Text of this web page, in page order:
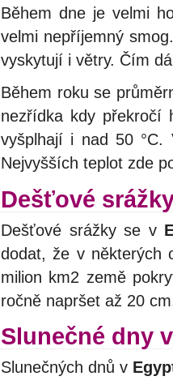
Během dne je velmi
velmi nepříjemný
vyskytují i větry. Čím
Během roku se
nezřídka kdy překročí
vyšplhají i nad 50
Nejvyšších teplot zde
Dešťové
Dešťové srážky se v
dodat, že v některých
milion km2 země
ročně napršet až 20
Slunečné dny
Slunečných dnů v